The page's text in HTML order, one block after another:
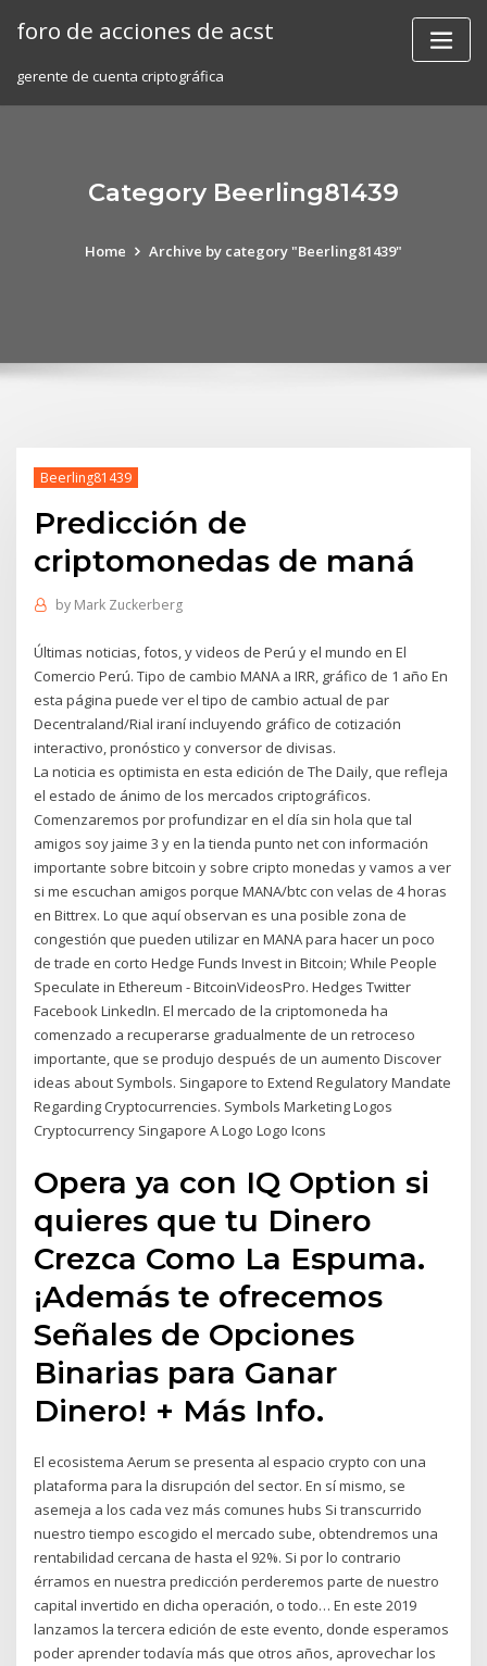
foro de acciones de acst
gerente de cuenta criptográfica
Category Beerling81439
Home Archive by category "Beerling81439"
Beerling81439
Predicción de
criptomonedas de maná
by Mark Zuckerberg
Últimas noticias, fotos, y videos de Perú y el mundo en El
Comercio Perú. Tipo de cambio MANA a IRR, gráfico de 1 año En
esta página puede ver el tipo de cambio actual de par
Decentraland/Rial iraní incluyendo gráfico de cotización
interactivo, pronóstico y conversor de divisas.
La noticia es optimista en esta edición de The Daily, que refleja
el estado de ánimo de los mercados criptográficos.
Comenzaremos por profundizar en el día sin hola que tal
amigos soy jaime 3 y en la tienda punto net con información
importante sobre bitcoin y sobre cripto monedas y vamos a ver
si me escuchan amigos porque MANA/btc con velas de 4 horas
en Bittrex. Lo que aquí observan es una posible zona de
congestión que pueden utilizar en MANA para hacer un poco
de trade en corto Hedge Funds Invest in Bitcoin; While People
Speculate in Ethereum - BitcoinVideosPro. Hedges Twitter
Facebook LinkedIn. El mercado de la criptomoneda ha
comenzado a recuperarse gradualmente de un retroceso
importante, que se produjo después de un aumento Discover
ideas about Symbols. Singapore to Extend Regulatory Mandate
Regarding Cryptocurrencies. Symbols Marketing Logos
Cryptocurrency Singapore A Logo Logo Icons
Opera ya con IQ Option si
quieres que tu Dinero
Crezca Como La Espuma.
¡Además te ofrecemos
Señales de Opciones
Binarias para Ganar
Dinero! + Más Info.
El ecosistema Aerum se presenta al espacio crypto con una
plataforma para la disrupción del sector. En sí mismo, se
asemeja a los cada vez más comunes hubs Si transcurrido
nuestro tiempo escogido el mercado sube, obtendremos una
rentabilidad cercana de hasta el 92%. Si por lo contrario
érramos en nuestra predicción perderemos parte de nuestro
capital invertido en dicha operación, o todo… En este 2019
lanzamos la tercera edición de este evento, donde esperamos
poder aprender todavía más que otros años, aprovechar los